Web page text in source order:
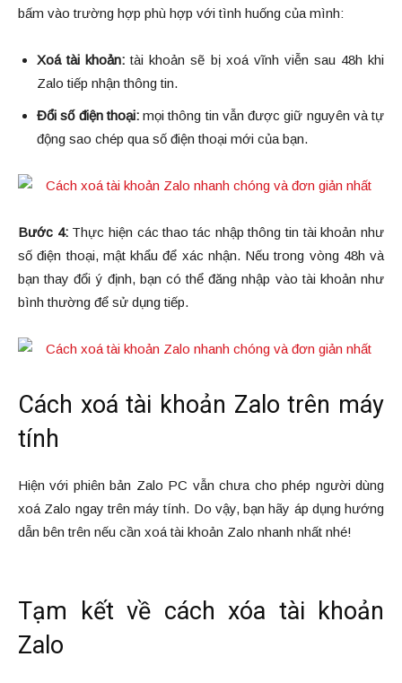
bấm vào trường hợp phù hợp với tình huống của mình:
Xoá tài khoản: tài khoản sẽ bị xoá vĩnh viễn sau 48h khi
Zalo tiếp nhận thông tin.
Đổi số điện thoại:mọi thông tin vẫn được giữ nguyên và tự
động sao chép qua số điện thoại mới của bạn.
Bước 4:Thực hiện các thao tác nhập thông tin tài khoản như
số điện thoại, mật khẩu để xác nhận. Nếu trong vòng 48h và
bạn thay đổi ý định, bạn có thể đăng nhập vào tài khoản như
bình thường để sử dụng tiếp.
Cách xoá tài khoản Zalo trên máy
tính
Hiện với phiên bản Zalo PC vẫn chưa cho phép người dùng
xoá Zalo ngay trên máy tính. Do vậy, bạn hãy áp dụng hướng
dẫn bên trên nếu cần xoá tài khoản Zalo nhanh nhất nhé!
Tạm kết về cách xóa tài khoản
Zalo